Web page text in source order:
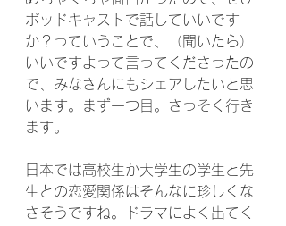
ポッドキャストで話していいです
か？っていうことで、（聞いたら）
いいですよって言ってくださったの
で、みなさんにもシェアしたいと思
います。まず一つ目。さっそく行き
ます。
日本では高校生か大学生の学生と先
生との恋愛関係はそんなに珍しくな
さそうですね。ドラマによく出てく